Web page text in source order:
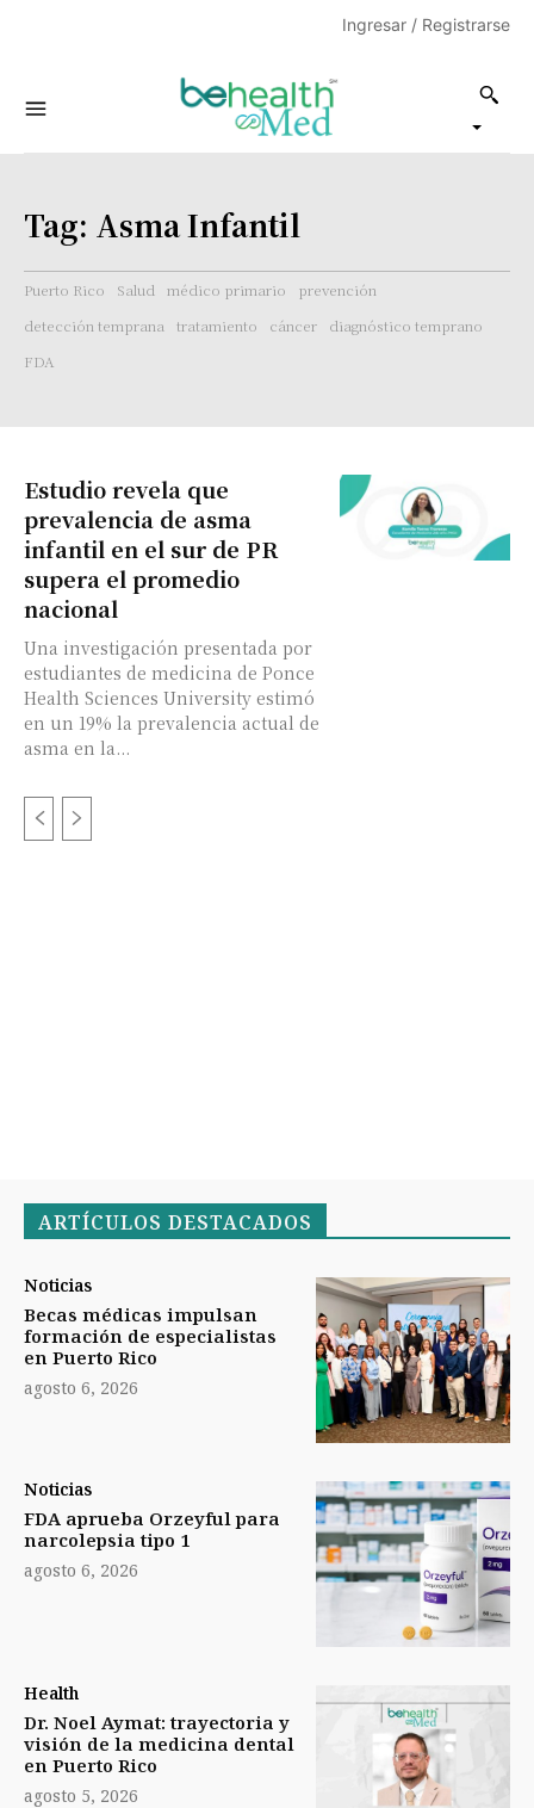
Ingresar / Registrarse
Tag: Asma Infantil
Puerto Rico Salud médico primario
prevención
detección temprana
tratamiento cáncer
diagnóstico temprano
FDA
Estudio revela que
prevalencia de asma
infantil en el sur de PR
supera el promedio
nacional
Una investigación presentada por
estudiantes de medicina de Ponce
Health Sciences University estimó
en un 19% la prevalencia actual de
asma en la...
ARTÍCULOS DESTACADOS
Noticias
Becas médicas impulsan
formación de especialistas
en Puerto Rico
agosto 6, 2026
Noticias
FDA aprueba Orzeyful para
narcolepsia tipo 1
agosto 6, 2026
Health
Dr. Noel Aymat: trayectoria y
visión de la medicina dental
en Puerto Rico
agosto 5, 2026